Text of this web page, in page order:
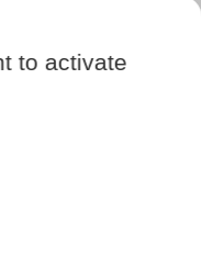
to activate